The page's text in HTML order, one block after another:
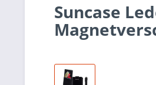
Suncase